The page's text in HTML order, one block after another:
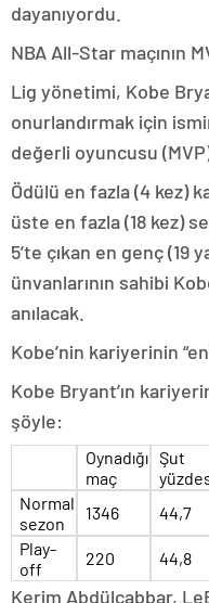
dayanıyordu.
NBA All-Star maçının
Lig yönetimi, Kobe
onurlandırmak için
değerli oyuncusu
Ödülü en fazla (4 kez)
üste en fazla (18 kez)
5’te çıkan en genç (19
ünvanlarının sahibi
anılacak.
Kobe’nin kariyerinin
Kobe Bryant’ın
şöyle:
Oynadığı
maç
Şut
Normal
sezon
1346 44,7
Play-
off
220 44,8
Kerim Abdülcabbar,